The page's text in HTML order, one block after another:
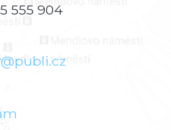
555 904